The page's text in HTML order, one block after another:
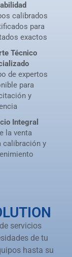
calibrados
para
exactos
Técnico
de expertos
para
y
Integral
la venta
calibración y
servicios
de tu
hasta su